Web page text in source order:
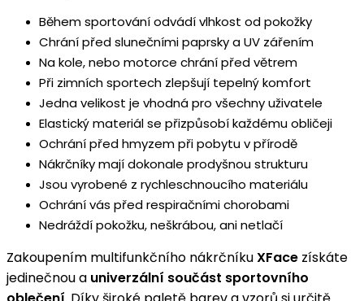
Během sportování odvádí vlhkost od pokožky
Chrání před slunečními paprsky a UV zářením
Na kole, nebo motorce chrání před větrem
Při zimních sportech zlepšují tepelný komfort
Jedna velikost je vhodná pro všechny uživatele
Elastický materiál se přizpůsobí každému obličeji
Ochrání před hmyzem při pobytu v přírodě
Nákrčníky mají dokonale prodyšnou strukturu
Jsou vyrobené z rychleschnoucího materiálu
Ochrání vás před respiračními chorobami
Nedráždí pokožku, neškrábou, ani netlačí
Zakoupením multifunkčního nákrčníkuXFace získáte
jedinečnou a univerzální součást sportovního